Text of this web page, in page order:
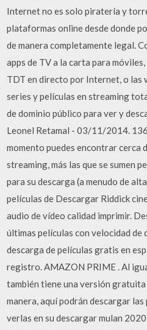
Internet no es solo piratería y
plataformas online desde donde
de manera completamente legal.
apps de TV a la carta para
TDT en directo por Internet, o las
series y películas en streaming
de dominio público para ver y
Leonel Retamal - 03/11/2014.
momento puedes encontrar cerca
streaming, más las que se sumen
para su descarga (a menudo de
películas de Descargar Riddick
audio de vídeo calidad imprimir.
últimas películas con velocidad de
descarga de películas gratis en
registro. AMAZON PRIME . Al
también tiene una versión gratuita
manera, aquí podrán descargar
verlas en su descargar mulan